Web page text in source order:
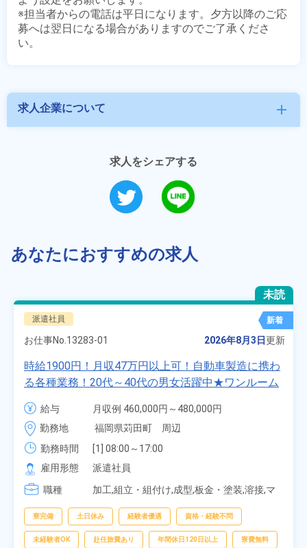
※担当者からの電話は平日になります。夕方以降のご応
募へは翌日になる場合がありますのでご了承くださ
求人企業について add
求人をシェアする
あなたにおすすめの求人
未読
派遣社員 新着
お仕事No. 13283-01 2026年8月3日更新
時給1900円！月収47万円以上可！自動車製造に携わ
る各種業務！20代～40代の男女活躍中★ワンルーム
寮無料！マイカー通勤OK！無料駐車場あり！赴任旅
費会社負担！社員食堂あり！日払いあり！土日休
み！特別賞与90万円支給！《福岡県京都郡苅田町》
給与
月収例 460,000円～480,000円
時給 1,900円～1,900円
勤務地
福岡県苅田町　周辺
勤務時間
[1] 08:00～17:00
[2] 20:00～05:00
[3] 06:30～15:00
[4] 14:30～23:00
雇用形態
派遣社員
職種
加工,組立・組付け,成型,板金・塗装,溶接,マ
査,物流・配送
寮完備 土日休み 経験者優遇 資格・経験不問
未経験者OK 赴任旅費あり 年間休日120日以上 寮費無料